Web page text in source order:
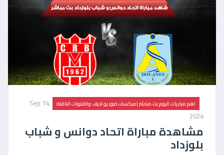
اهم مباريات اليوم بث مباشر |ميكسات فور يو لايف والقنوات الناقلة
Sep 14,
2024
مشاهدة مباراة اتحاد دوانس و شباب
بلوزداد